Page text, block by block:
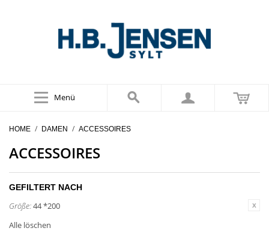
Menü
HOME / DAMEN / ACCESSOIRES
ACCESSOIRES
GEFILTERT NACH
Größe:44 *200
Alle löschen